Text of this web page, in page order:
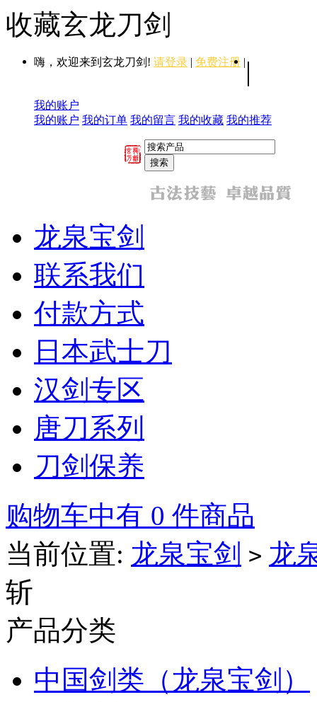
收藏玄龙刀剑
嗨，欢迎来到玄龙刀剑! 请登录 | 免费注册 | |
我的账户
我的账户 我的订单 我的留言 我的收藏 我的推荐
龙泉宝剑
联系我们
付款方式
日本武士刀
汉剑专区
唐刀系列
刀剑保养
购物车中有 0 件商品
当前位置: 龙泉宝剑 > 龙
斩
产品分类
中国剑类（龙泉宝剑）